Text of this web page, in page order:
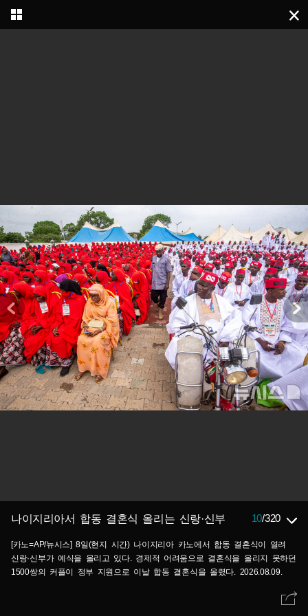
나이지리아서 합동 결혼식 올리는 신랑·신부 10/320
[카노=AP/뉴시스] 8일(현지 시간) 나이지리아 카노에서 합동 결혼식이 열려
신랑·신부가 예식을 올리고 있다. 경제적 어려움으로 결혼식을 올리지 못하던
1500쌍의 커플이 정부 지원으로 이날 합동 결혼식을 올렸다. 2026.08.09.